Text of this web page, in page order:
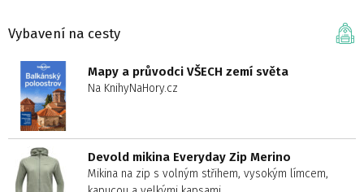
Vybavení na cesty
Mapy a průvodci VŠECH zemí světa
Na KnihyNaHory.cz
Devold mikina Everyday Zip Merino
Mikina na zip s volným střihem, vysokým límcem,